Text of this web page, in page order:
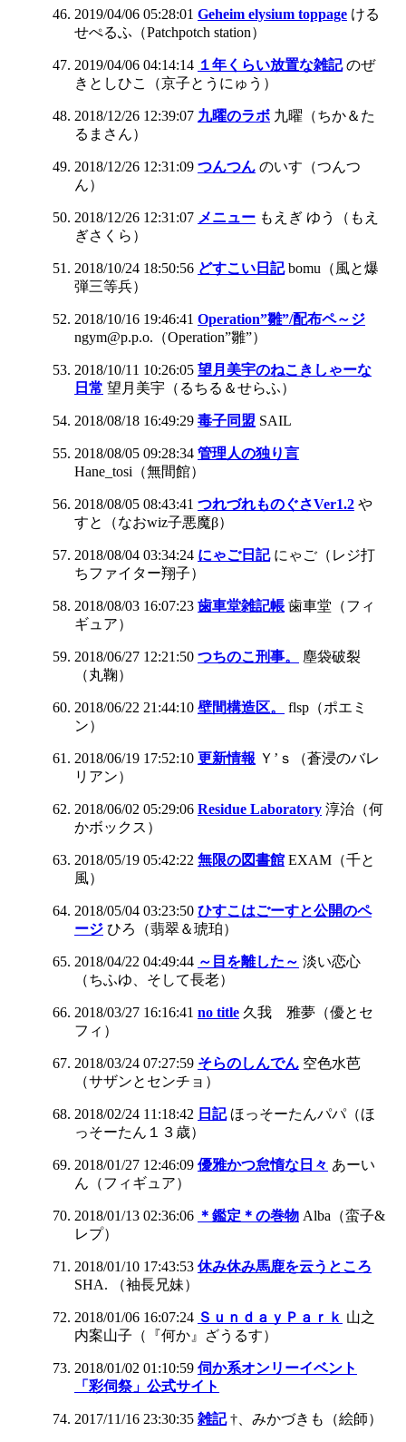
2019/04/06 05:28:01 Geheim elysium toppage ける
せぺるふ（Patchpotch station）
2019/04/06 04:14:14 １年くらい放置な雑記 のぜ
きとしひこ（京子とうにゅう）
2018/12/26 12:39:07 九曜のラボ 九曜（ちか＆た
るまさん）
2018/12/26 12:31:09 つんつん のいす（つんつ
ん）
2018/12/26 12:31:07 メニュー もえぎ ゆう（もえ
ぎさくら）
2018/10/24 18:50:56 どすこい日記 bomu（風と爆
弾三等兵）
2018/10/16 19:46:41 Operation”雛”/配布ペ～ジ
ngym@p.p.o.（Operation”雛”）
2018/10/11 10:26:05 望月美宇のねこきしゃーな
日常 望月美宇（るちる＆せらふ）
2018/08/18 16:49:29 毒子同盟 SAIL
2018/08/05 09:28:34 管理人の独り言
Hane_tosi（無間館）
2018/08/05 08:43:41 つれづれものぐさVer1.2 や
すと（なおwiz子悪魔β）
2018/08/04 03:34:24 にゃご日記 にゃご（レジ打
ちファイター翔子）
2018/08/03 16:07:23 歯車堂雑記帳 歯車堂（フィ
ギュア）
2018/06/27 12:21:50 つちのこ刑事。
塵袋破裂
（丸鞠）
2018/06/22 21:44:10 壁間構造区。
flsp（ポエミ
ン）
2018/06/19 17:52:10 更新情報 Ｙ’ｓ（蒼浸のバレ
リアン）
2018/06/02 05:29:06 Residue Laboratory 淳治（何
かボックス）
2018/05/19 05:42:22 無限の図書館 EXAM（千と
風）
2018/05/04 03:23:50 ひすこはごーすと公開のペ
ージ ひろ（翡翠＆琥珀）
2018/04/22 04:49:44 ～目を離した～ 淡い恋心
（ちふゆ、そして長老）
2018/03/27 16:16:41 no title 久我 雅夢（優とセ
フィ）
2018/03/24 07:27:59 そらのしんでん 空色水芭
（サザンとセンチョ）
2018/02/24 11:18:42 日記 ほっそーたんパパ（ほ
っそーたん１３歳）
2018/01/27 12:46:09 優雅かつ怠惰な日々 あーい
ん（フィギュア）
2018/01/13 02:36:06 ＊鑑定＊の巻物 Alba（蛮子&
レプ）
2018/01/10 17:43:53 休み休み馬鹿を云うところ
SHA. （袖長兄妹）
2018/01/06 16:07:24 ＳｕｎｄａｙＰａｒｋ 山之
内案山子（『何か』ざうるす）
2018/01/02 01:10:59 伺か系オンリーイベント
「彩伺祭」公式サイト
2017/11/16 23:30:35 雑記 †、みかづきも（絵師）